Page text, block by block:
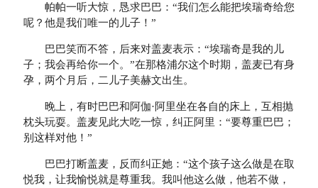
帕帕一听大惊，恳求巴巴：“我们怎么能把埃瑞奇给您
呢？他是我们唯一的儿子！”
巴巴笑而不答，后来对盖麦表示：“埃瑞奇是我的儿
子；我会再给你一个。”在那格浦尔这个时期，盖麦已有身
孕，两个月后，二儿子美赫文出生。
晚上，有时巴巴和阿伽·阿里坐在各自的床上，互相抛
枕头玩耍。盖麦见此大吃一惊，纠正阿里：“要尊重巴巴；
别这样对他！”
巴巴打断盖麦，反而纠正她：“这个孩子这么做是在取
悦我，让我愉悦就是尊重我。我叫他这么做，他若不做，